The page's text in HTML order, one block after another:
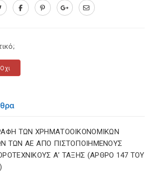
Οχι
ΤΩΝ ΧΡΗΜΑΤΟΟΙΚΟΝΟΜΙΚΩΝ
ΤΩΝ ΑΕ ΑΠΟ ΠΙΣΤΟΠΟΙΗΜΕΝΟΥΣ
Α’ ΤΑΞΗΣ (ΑΡΘΡΟ 147 ΤΟΥ